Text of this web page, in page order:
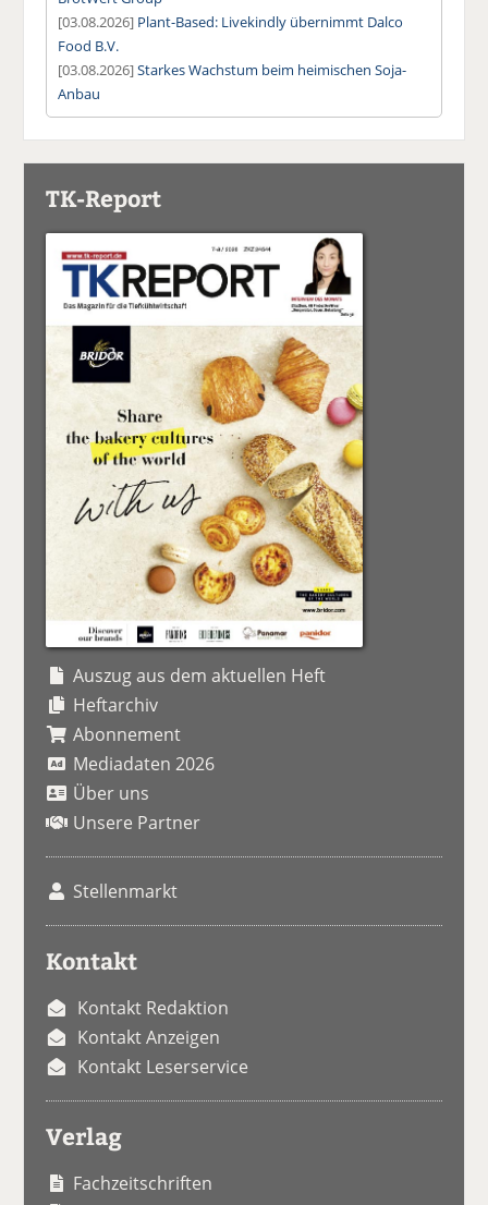
[03.08.2026] Plant-Based: Livekindly übernimmt Dalco
Food B.V.
[03.08.2026]Starkes Wachstum beim heimischen Soja-
Anbau
TK-Report
Auszug aus dem aktuellen Heft
Heftarchiv
Abonnement
Mediadaten 2026
Über uns
Unsere Partner
Stellenmarkt
Kontakt
Kontakt Redaktion
Kontakt Anzeigen
Kontakt Leserservice
Verlag
Fachzeitschriften